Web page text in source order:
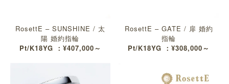
RosettE – SUNSHINE / 太
陽 婚約指輪
Pt/K18YG ：¥407,000～
RosettE – GATE / 扉 婚約
指輪
Pt/K18YG ：¥308,000～